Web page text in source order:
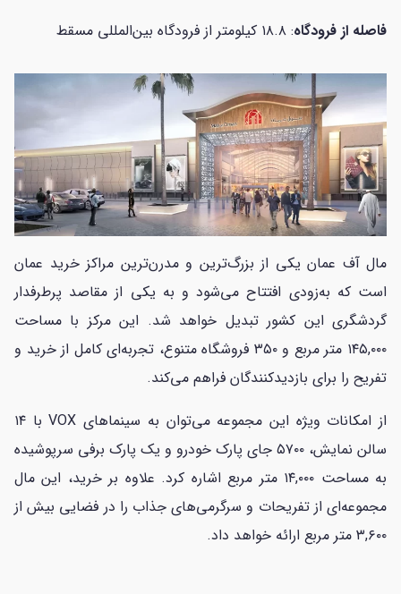
فاصله از فرودگاه: ۱۸.۸ کیلومتر از فرودگاه بین‌المللی مسقط
مال آف عمان یکی از بزرگ‌ترین و مدرن‌ترین مراکز خرید عمان
است که به‌زودی افتتاح می‌شود و به یکی از مقاصد پرطرفدار
گردشگری این کشور تبدیل خواهد شد. این مرکز با مساحت
۱۴۵,۰۰۰ متر مربع و ۳۵۰ فروشگاه متنوع، تجربه‌ای کامل از خرید و
تفریح را برای بازدیدکنندگان فراهم می‌کند.
از امکانات ویژه این مجموعه می‌توان به سینماهای VOX با ۱۴
سالن نمایش، ۵۷۰۰ جای پارک خودرو و یک پارک برفی سرپوشیده
به مساحت ۱۴,۰۰۰ متر مربع اشاره کرد. علاوه بر خرید، این مال
مجموعه‌ای از تفریحات و سرگرمی‌های جذاب را در فضایی بیش از
۳,۶۰۰ متر مربع ارائه خواهد داد.